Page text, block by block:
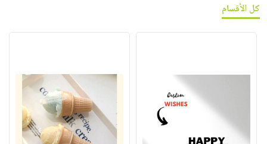
كل الأقسام